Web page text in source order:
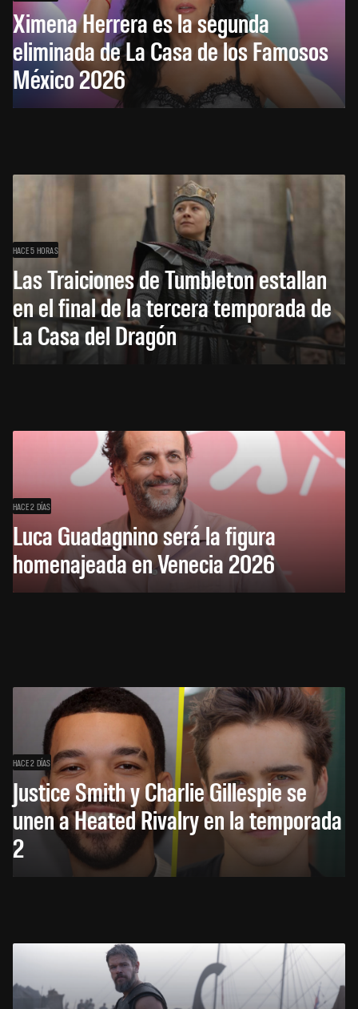
Ximena Herrera es la segunda
eliminada de La Casa de los Famosos
México 2026
HACE 5 HORAS
Las Traiciones de Tumbleton estallan
en el final de la tercera temporada de
La Casa del Dragón
HACE 2 DÍAS
Luca Guadagnino será la figura
homenajeada en Venecia 2026
HACE 2 DÍAS
Justice Smith y Charlie Gillespie se
unen a Heated Rivalry en la temporada
2